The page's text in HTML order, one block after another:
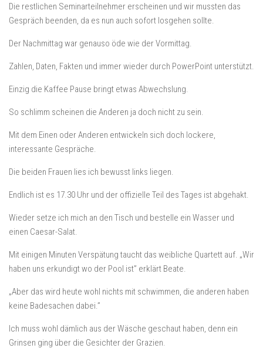
Die restlichen Seminarteilnehmer erscheinen und wir mussten das
Gespräch beenden, da es nun auch sofort losgehen sollte.
Der Nachmittag war genauso öde wie der Vormittag.
Zahlen, Daten, Fakten und immer wieder durch PowerPoint unterstützt.
Einzig die Kaffee Pause bringt etwas Abwechslung.
So schlimm scheinen die Anderen ja doch nicht zu sein.
Mit dem Einen oder Anderen entwickeln sich doch lockere,
interessante Gespräche.
Die beiden Frauen lies ich bewusst links liegen.
Endlich ist es 17.30 Uhr und der offizielle Teil des Tages ist abgehakt.
Wieder setze ich mich an den Tisch und bestelle ein Wasser und
einen Caesar-Salat.
Mit einigen Minuten Verspätung taucht das weibliche Quartett auf. „Wir
haben uns erkundigt wo der Pool ist” erklärt Beate.
„Aber das wird heute wohl nichts mit schwimmen, die anderen haben
keine Badesachen dabei.”
Ich muss wohl dämlich aus der Wäsche geschaut haben, denn ein
Grinsen ging über die Gesichter der Grazien.